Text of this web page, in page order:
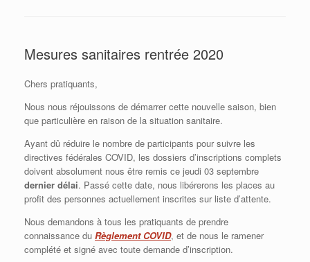
Mesures sanitaires rentrée 2020
Chers pratiquants,
Nous nous réjouissons de démarrer cette nouvelle saison, bien
que particulière en raison de la situation sanitaire.
Ayant dû réduire le nombre de participants pour suivre les
directives fédérales COVID, les dossiers d’inscriptions complets
doivent absolument nous être remis ce jeudi 03 septembre
dernier délai. Passé cette date, nous libérerons les places au
profit des personnes actuellement inscrites sur liste d’attente.
Nous demandons à tous les pratiquants de prendre
connaissance du Règlement COVID, et de nous le ramener
complété et signé avec toute demande d’inscription.